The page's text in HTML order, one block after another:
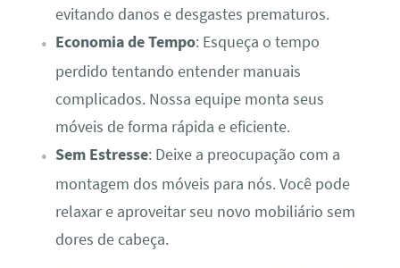
evitando danos e desgastes prematuros.
Economia de Tempo: Esqueça o tempo
perdido tentando entender manuais
complicados. Nossa equipe monta seus
móveis de forma rápida e eficiente.
Sem Estresse: Deixe a preocupação com a
montagem dos móveis para nós. Você pode
relaxar e aproveitar seu novo mobiliário sem
dores de cabeça.